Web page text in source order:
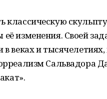
изменения. Своей
веках и
Сальвадора